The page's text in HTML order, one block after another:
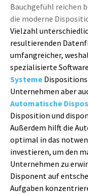
Bauchgefühl reichen
die moderne
Vielzahl
resultierenden
umfangreicher,
spezialisierte
Systeme
Unternehmen aber
Automatische
Disposition und
Außerdem hilft die
optimal in das
investieren, um den
Unternehmen zu
Disponent auf
Aufgaben